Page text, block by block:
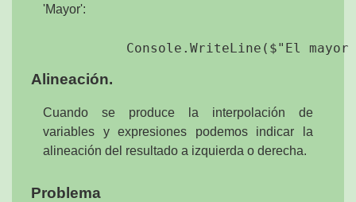
'Mayor':
Alineación.
Cuando se produce la interpolación de
variables y expresiones podemos indicar la
alineación del resultado a izquierda o derecha.
Problema